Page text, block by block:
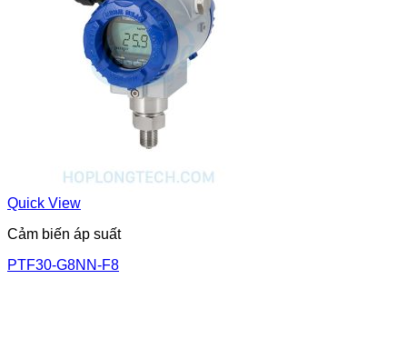
Quick View
Cảm biến áp suất
PTF30-G8NN-F8